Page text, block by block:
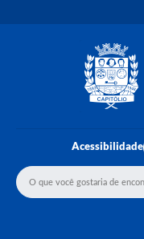
Acessibilidade